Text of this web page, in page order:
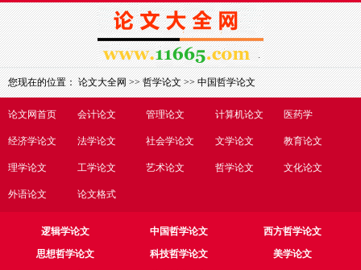
论文网首页 会计论文 管理论文 计算机论文 医药学
经济学论文 法学论文 社会学论文 文学论文 教育论文
理学论文 工学论文 艺术论文 哲学论文 文化论文
外语论文 论文格式
您现在的位置：论文大全网>>哲学论文>>中国哲学论文
逻辑学论文 中国哲学论文
西方哲学论文
思想哲学论文
科技哲学论文
美学论文